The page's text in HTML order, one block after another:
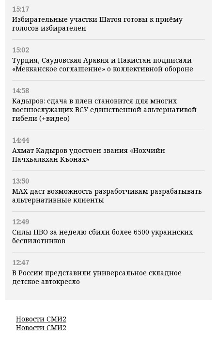
15:17
Избирательные участки Шатоя готовы к приёму
голосов избирателей
15:02
Турция, Саудовская Аравия и Пакистан подписали
«Мекканское соглашение» о коллективной обороне
14:58
Кадыров: сдача в плен становится для многих
военнослужащих ВСУ единственной альтернативой
гибели (+видео)
14:44
Ахмат Кадыров удостоен звания «Нохчийн
Пачхьалкхан Къонах»
13:50
MAX даст возможность разработчикам разрабатывать
альтернативные клиенты
12:49
Силы ПВО за неделю сбили более 6500 украинских
беспилотников
12:47
В России представили универсальное складное
детское автокресло
Новости СМИ2
Новости СМИ2